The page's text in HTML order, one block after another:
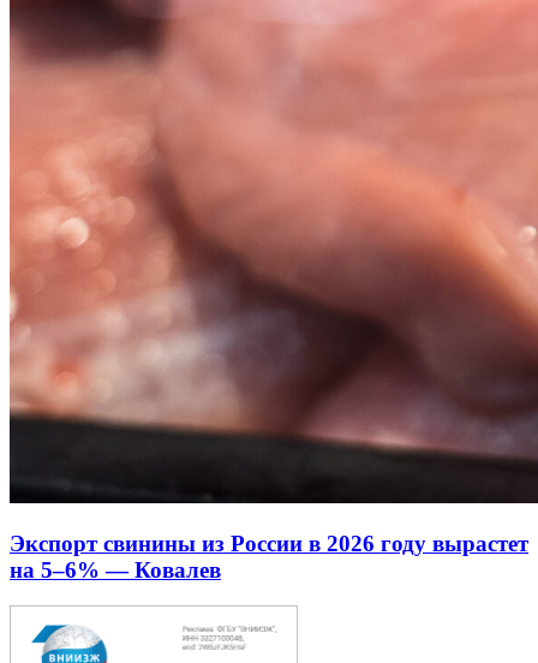
Экспорт свинины из России в 2026 году вырастет
на 5–6% — Ковалев